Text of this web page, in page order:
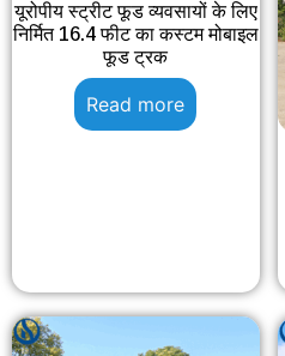
यूरोपीय स्ट्रीट फूड व्यवसायों के लिए
निर्मित 16.4 फीट का कस्टम मोबाइल
फूड ट्रक
Read more